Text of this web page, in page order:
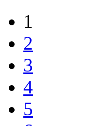
1
2
3
4
5